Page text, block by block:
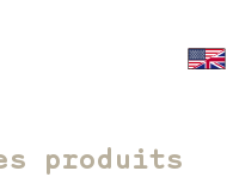
produits